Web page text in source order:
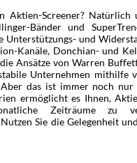
Aktien-Screener?
Bänder und
und
Kanäle, Donchian- und
Ansätze von Warren
Unternehmen mithilfe
das ist immer noch
ermöglicht es Ihnen,
Zeiträume zu
Sie die Gelegenheit